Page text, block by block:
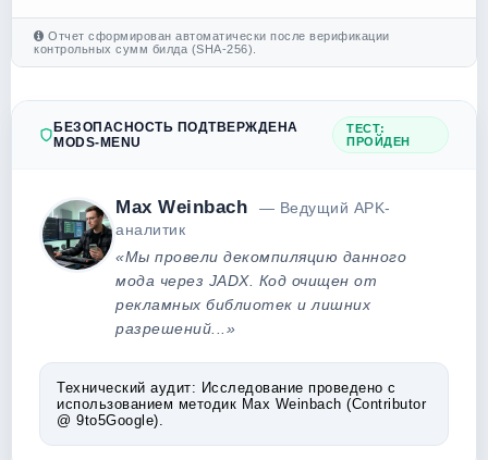
Отчет сформирован автоматически после верификации
контрольных сумм билда (SHA-256).
БЕЗОПАСНОСТЬ ПОДТВЕРЖДЕНА
MODS-MENU
ТЕСТ:
ПРОЙДЕН
Max Weinbach
— Ведущий APK-
аналитик
«Мы провели декомпиляцию данного
мода через JADX. Код очищен от
рекламных библиотек и лишних
разрешений...»
Технический аудит: Исследование проведено с
использованием методик Max Weinbach (Contributor
@ 9to5Google).